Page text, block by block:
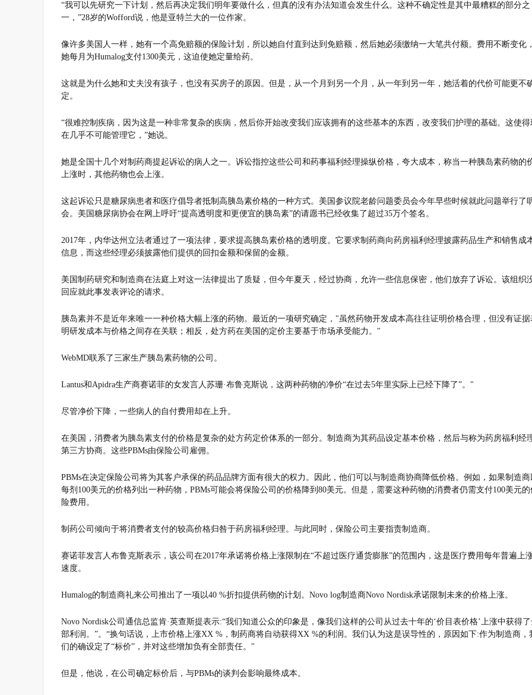
“我可以先研究一下计划，然后再决定我们明年要做什么，但真的没有办法知道会发生什么。这种不确定性是其中最糟糕的部分之
一，”28岁的Wofford说，他是亚特兰大的一位作家。
像许多美国人一样，她有一个高免赔额的保险计划，所以她自付直到达到免赔额，然后她必须缴纳一大笔共付额。费用不断变化
她每月为Humalog支付1300美元，这迫使她定量给药。
这就是为什么她和丈夫没有孩子，也没有买房子的原因。但是，从一个月到另一个月，从一年到另一年，她活着的代价可能更不
定。
“很难控制疾病，因为这是一种非常复杂的疾病，然后你开始改变我们应该拥有的这些基本的东西，改变我们护理的基础。这使得
在几乎不可能管理它，”她说。
她是全国十几个对制药商提起诉讼的病人之一。诉讼指控这些公司和药事福利经理操纵价格，夸大成本，称当一种胰岛素药物的
上涨时，其他药物也会上涨。
这起诉讼只是糖尿病患者和医疗倡导者抵制高胰岛素价格的一种方式。美国参议院老龄问题委员会今年早些时候就此问题举行了
会。美国糖尿病协会在网上呼吁“提高透明度和更便宜的胰岛素”的请愿书已经收集了超过35万个签名。
2017年，内华达州立法者通过了一项法律，要求提高胰岛素价格的透明度。它要求制药商向药房福利经理披露药品生产和销售成
信息，而这些经理必须披露他们提供的回扣金额和保留的金额。
美国制药研究和制造商在法庭上对这一法律提出了质疑，但今年夏天，经过协商，允许一些信息保密，他们放弃了诉讼。该组织
回应就此事发表评论的请求。
胰岛素并不是近年来唯一一种价格大幅上涨的药物。最近的一项研究确定，"虽然药物开发成本高往往证明价格合理，但没有证据
明研发成本与价格之间存在关联；相反，处方药在美国的定价主要基于市场承受能力。"
WebMD联系了三家生产胰岛素药物的公司。
Lantus和Apidra生产商赛诺菲的女发言人苏珊·布鲁克斯说，这两种药物的净价“在过去5年里实际上已经下降了”。"
尽管净价下降，一些病人的自付费用却在上升。
在美国，消费者为胰岛素支付的价格是复杂的处方药定价体系的一部分。制造商为其药品设定基本价格，然后与称为药房福利经
第三方协商。这些PBMs由保险公司雇佣。
PBMs在决定保险公司将为其客户承保的药品品牌方面有很大的权力。因此，他们可以与制造商协商降低价格。例如，如果制造商
每剂100美元的价格列出一种药物，PBMs可能会将保险公司的价格降到80美元。但是，需要这种药物的消费者仍需支付100美元的
险费用。
制药公司倾向于将消费者支付的较高价格归咎于药房福利经理。与此同时，保险公司主要指责制造商。
赛诺菲发言人布鲁克斯表示，该公司在2017年承诺将价格上涨限制在“不超过医疗通货膨胀”的范围内，这是医疗费用每年普遍上
速度。
Humalog的制造商礼来公司推出了一项以40 %折扣提供药物的计划。Novo log制造商Novo Nordisk承诺限制未来的价格上涨。
Novo Nordisk公司通信总监肯·英查斯提表示:“我们知道公众的印象是，像我们这样的公司从过去十年的‘价目表价格’上涨中获得
部利润。”。“换句话说，上市价格上涨XX %，制药商将自动获得XX %的利润。我们认为这是误导性的，原因如下:作为制造商，
们的确设定了“标价”，并对这些增加负有全部责任。"
但是，他说，在公司确定标价后，与PBMs的谈判会影响最终成本。